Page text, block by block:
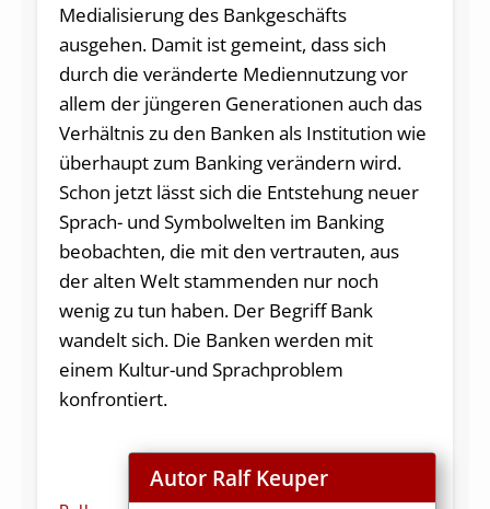
Medialisierung des Bankgeschäfts
ausgehen. Damit ist gemeint, dass sich
durch die veränderte Mediennutzung vor
allem der jüngeren Generationen auch das
Verhältnis zu den Banken als Institution wie
überhaupt zum Banking verändern wird.
Schon jetzt lässt sich die Entstehung neuer
Sprach- und Symbolwelten im Banking
beobachten, die mit den vertrauten, aus
der alten Welt stammenden nur noch
wenig zu tun haben. Der Begriff Bank
wandelt sich. Die Banken werden mit
einem Kultur-und Sprachproblem
konfrontiert.
Autor Ralf Keuper